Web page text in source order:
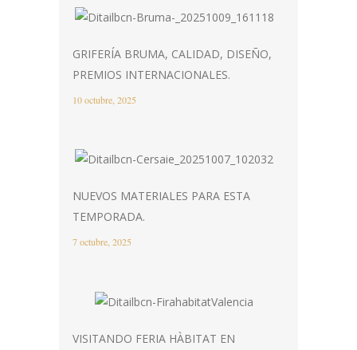
GRIFERÍA BRUMA, CALIDAD, DISEÑO,
PREMIOS INTERNACIONALES.
10 octubre, 2025
NUEVOS MATERIALES PARA ESTA
TEMPORADA.
7 octubre, 2025
VISITANDO FERIA HÀBITAT EN